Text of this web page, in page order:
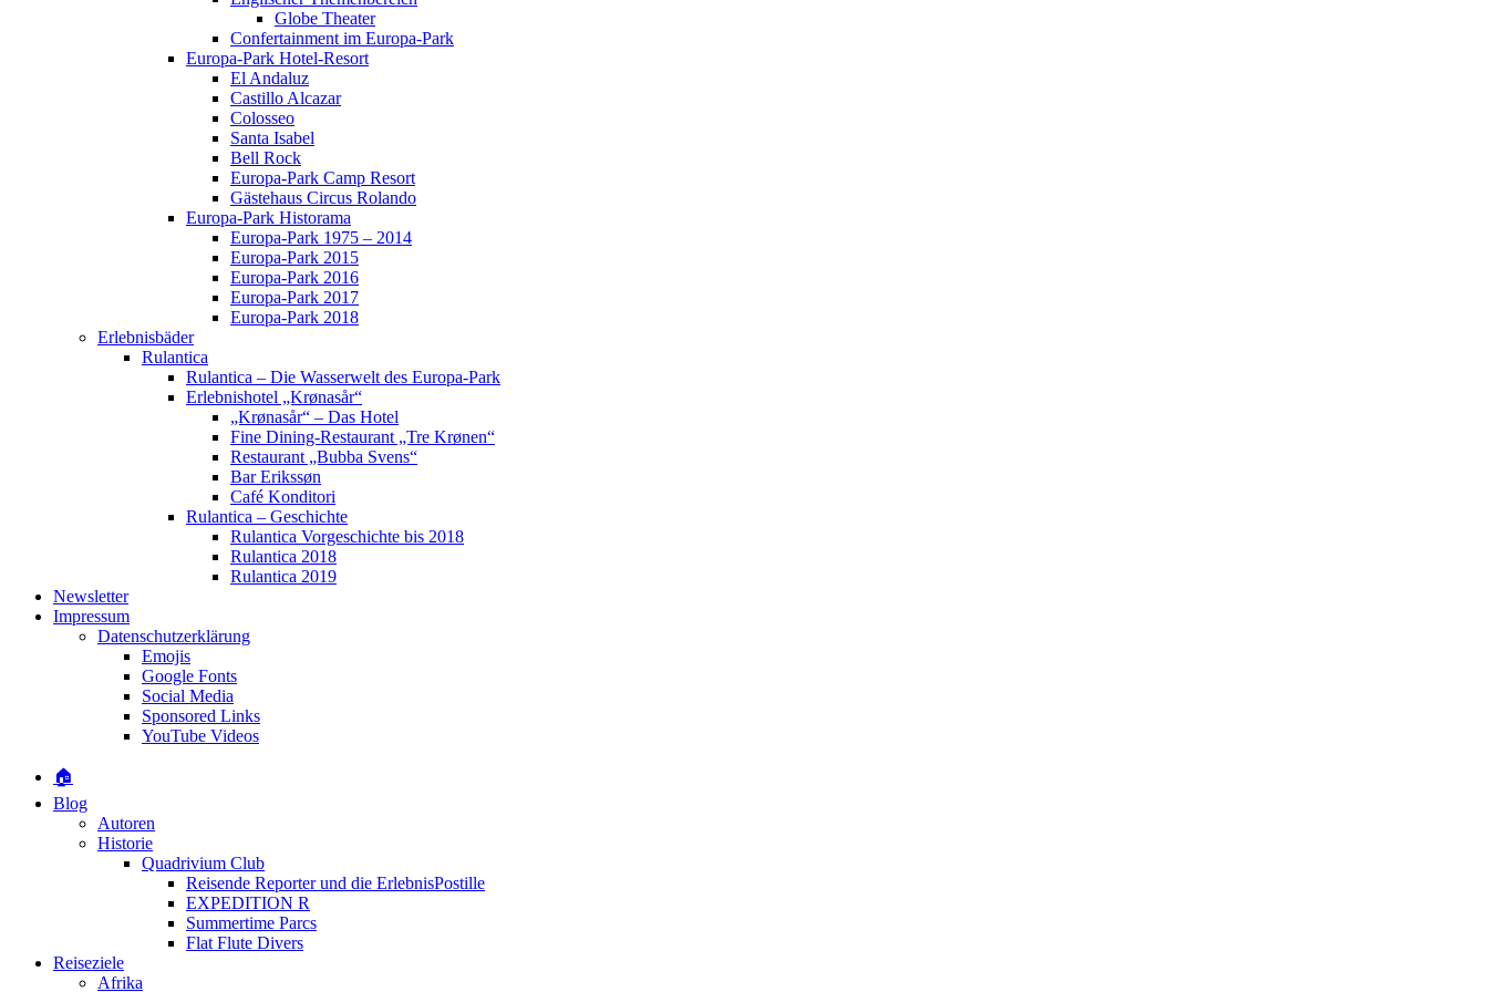
Globe Theater
Confertainment im Europa-Park
Europa-Park Hotel-Resort
El Andaluz
Castillo Alcazar
Colosseo
Santa Isabel
Bell Rock
Europa-Park Camp Resort
Gästehaus Circus Rolando
Europa-Park Historama
Europa-Park 1975 – 2014
Europa-Park 2015
Europa-Park 2016
Europa-Park 2017
Europa-Park 2018
Erlebnisbäder
Rulantica
Rulantica – Die Wasserwelt des Europa-Park
Erlebnishotel „Krønasår“
„Krønasår“ – Das Hotel
Fine Dining-Restaurant „Tre Krønen“
Restaurant „Bubba Svens“
Bar Erikssøn
Café Konditori
Rulantica – Geschichte
Rulantica Vorgeschichte bis 2018
Rulantica 2018
Rulantica 2019
Newsletter
Impressum
Datenschutzerklärung
Emojis
Google Fonts
Social Media
Sponsored Links
YouTube Videos
🏠
Blog
Autoren
Historie
Quadrivium Club
Reisende Reporter und die ErlebnisPostille
EXPEDITION R
Summertime Parcs
Flat Flute Divers
Reiseziele
Afrika